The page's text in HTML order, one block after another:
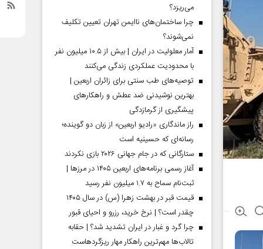
می‌ریزد؟
چرا ساختمان‌های ناایمن تهران تعیین تکلیف
نمی‌شوند؟
آمار معلولیت در ایران | بیش از ۱۰.۵ میلیون نفر
با محدودیت عملکردی زندگی می‌کنند
توصیه‌های طب سنتی برای زائران اربعین |
بهترین نوشیدنی ضد عطش و راهکارهای
پیشگیری از گرمازدگی
راز ماندگاری «رادیو اربعین» از زبان دو گوینده؛
رسانه‌ای که حسینیه است
ستارگانی که در جام جهانی ۲۰۲۶ بازی نکردند
آغاز رسمی برنامه‌های اربعین ۱۴۰۵ در مرز‌ها |
ثبت‌نام سماح به ۱.۷ میلیون نفر رسید
قیمت قبر در بهشت زهرا (س) در سال ۱۴۰۵
چقدر است؟ | نرخ خرید، رزرو و احیای قبور
چرا گرد و غبار در ایران تشدید شد؟ | حقابه
تالاب‌ها مهم‌ترین راهکار مهار ریزگردهاست